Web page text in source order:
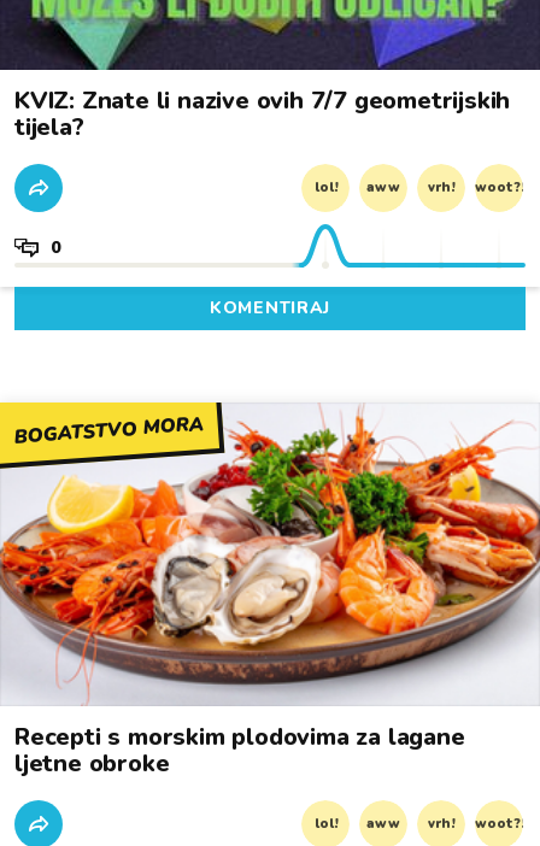
KVIZ: Znate li nazive ovih 7/7 geometrijskih
tijela?
lol! aww vrh! woot?!
0
KOMENTIRAJ
BOGATSTVO MORA
Recepti s morskim plodovima za lagane
ljetne obroke
lol! aww vrh! woot?!